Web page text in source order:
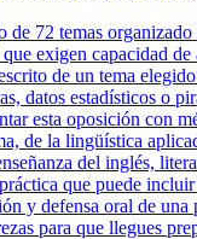
72 temas
exigen capacidad
de un tema
estadísticos o
esta oposición con
de la lingüística
del inglés,
que puede
y defensa oral de
para que llegues